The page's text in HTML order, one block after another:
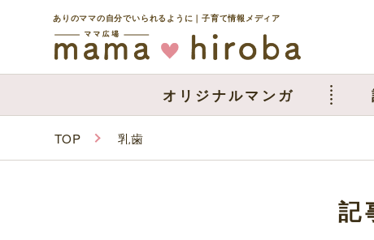
ありのママの自分でいられるように｜子育て情報メディア
オリジナルマンガ
TOP 乳歯
記